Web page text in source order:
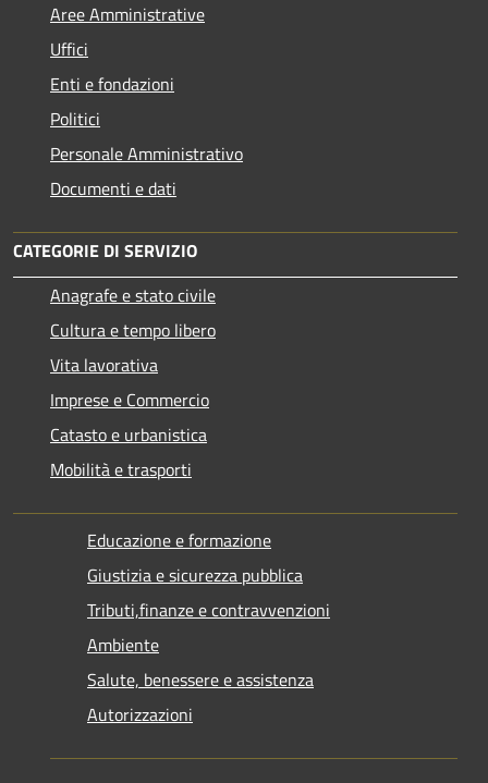
Aree Amministrative
Uffici
Enti e fondazioni
Politici
Personale Amministrativo
Documenti e dati
CATEGORIE DI SERVIZIO
Anagrafe e stato civile
Cultura e tempo libero
Vita lavorativa
Imprese e Commercio
Catasto e urbanistica
Mobilità e trasporti
Educazione e formazione
Giustizia e sicurezza pubblica
Tributi,finanze e contravvenzioni
Ambiente
Salute, benessere e assistenza
Autorizzazioni